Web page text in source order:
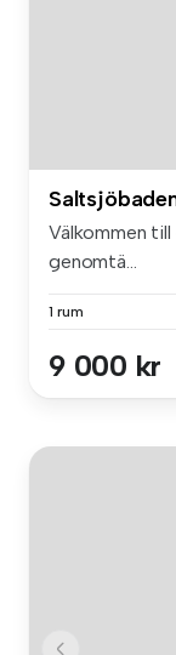
Välkommen
genomtä...
1 rum
9 000 kr